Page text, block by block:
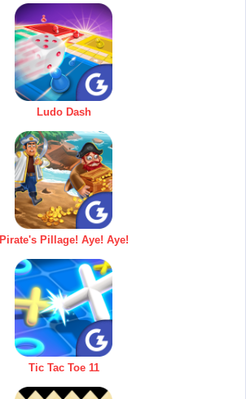
Ludo Dash
Pirate's Pillage! Aye! Aye!
Tic Tac Toe 11